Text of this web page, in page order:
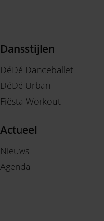
Dansstijlen
DéDé Danceballet
DéDé Urban
Fiësta Workout
Actueel
Nieuws
Agenda